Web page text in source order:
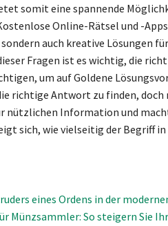
somit eine spannende
Online-Rätsel und -
auch kreative Lösungen
Fragen ist es wichtig, die
um auf Goldene
richtige Antwort zu finden, doch
nützlichen Information und
sich, wie vielseitig der Begriff
eines Ordens in der
Münzsammler: So steigern Sie